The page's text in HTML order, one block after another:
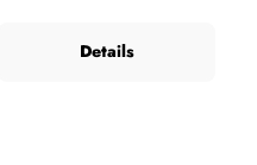
AeroPress.
Details